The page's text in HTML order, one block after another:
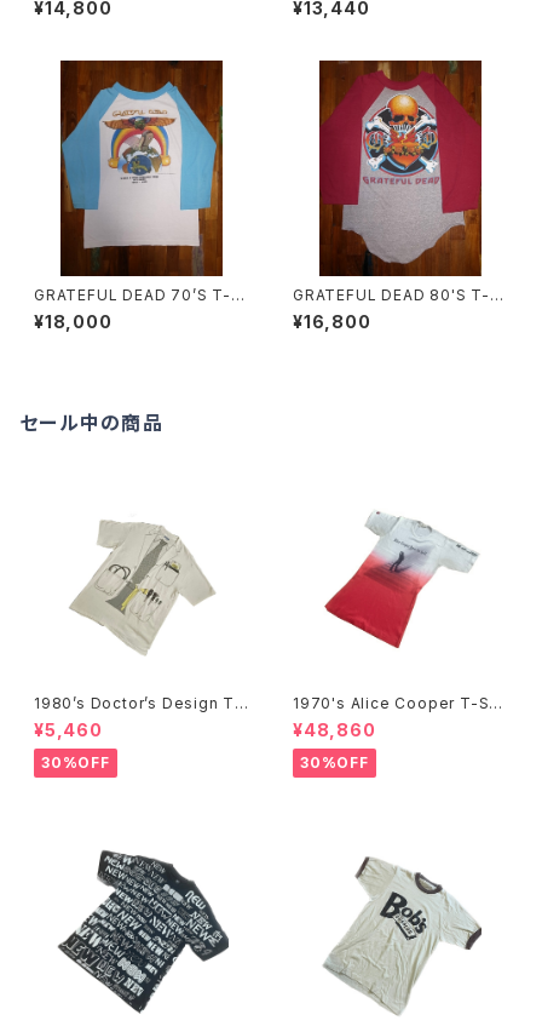
¥14,800 ¥13,440
GRATEFUL DEAD 70’S T-S
HIRTS
¥18,000
GRATEFUL DEAD 80'S T-S
HIRTS
¥16,800
セール中の商品
1980’s Doctor’s Design Tr
ompe-l'œil T-Shirts -1980
年代 騙し絵Tシャツ-
¥5,460
30%OFF
1970's Alice Cooper T-Shi
rts -1970年代 アリス・クーパ
ーTシャツ-
¥48,860
30%OFF